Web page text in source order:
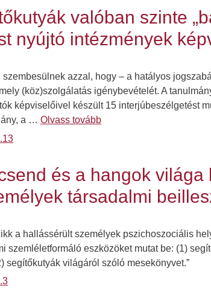
valóban szinte
nyújtó intézmények
azzal, hogy – a hatályos
(köz)szolgálatás igénybevételét. A
képviselőivel készült 15 interjúbeszélgetést
a … Olvass tovább
és a hangok
társadalmi
a hallássérült személyek pszichoszociális
szemléletformáló eszközöket mutat be: (1)
segítőkutyák világáról szóló mesekönyvet.”